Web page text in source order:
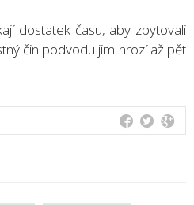
dostatek času, aby zpytovali
čin podvodu jim hrozí až pět